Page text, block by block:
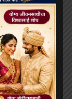
अभ्यासक त्याला/
बर्याच काळापासून
जागृत